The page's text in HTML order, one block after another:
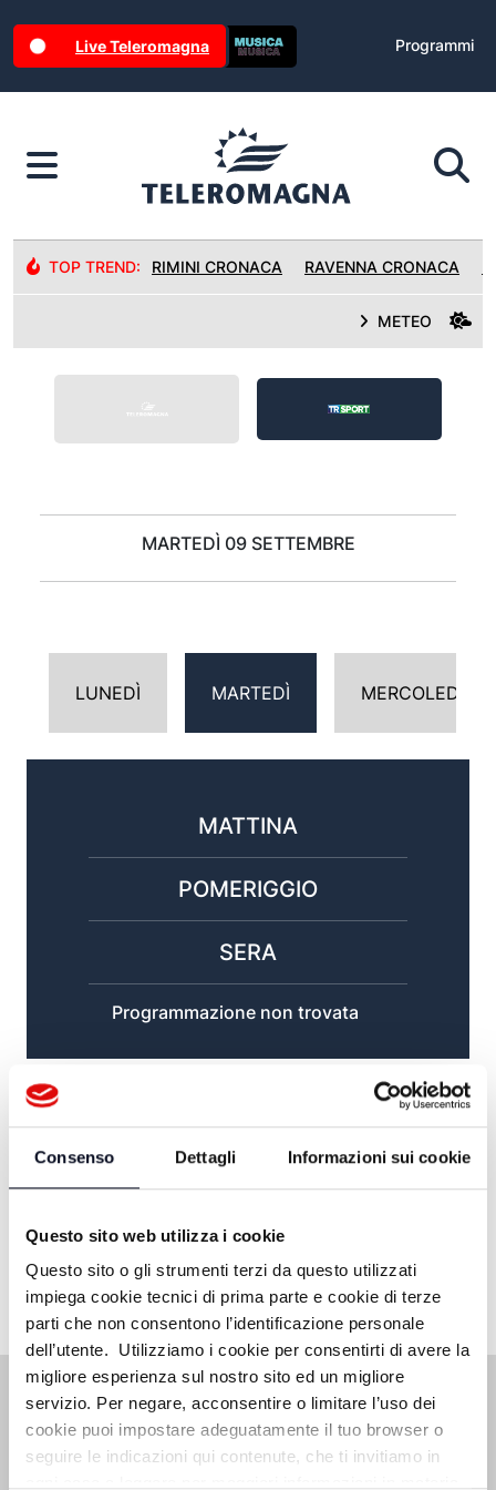
Consenso Dettagli Informazioni sui cookie
Questo sito web utilizza i cookie
Questo sito o gli strumenti terzi da questo utilizzati
impiega cookie tecnici di prima parte e cookie di terze
parti che non consentono l’identificazione personale
dell’utente. Utilizziamo i cookie per consentirti di avere la
migliore esperienza sul nostro sito ed un migliore
servizio. Per negare, acconsentire o limitare l’uso dei
cookie puoi impostare adeguatamente il tuo browser o
seguire le indicazioni qui contenute, che ti invitiamo in
Live Teleromagna Programmi
TOP TREND: RIMINI CRONACA RAVENNA CRONACA
METEO
MARTEDÌ 09 SETTEMBRE
LUNEDÌ MARTEDÌ MERCOLEDÌ
MATTINA
POMERIGGIO
SERA
Programmazione non trovata